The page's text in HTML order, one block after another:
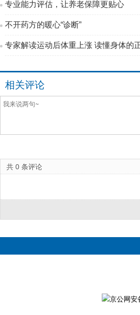
专业能力评估，让养老保障更贴心
不开药方的暖心“诊断”
专家解读运动后体重上涨 读懂身体的
相关评论
共 0 条评论